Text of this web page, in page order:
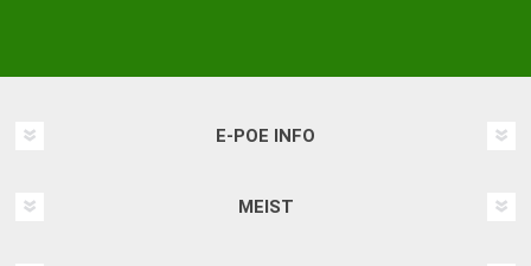
E-POE INFO
MEIST